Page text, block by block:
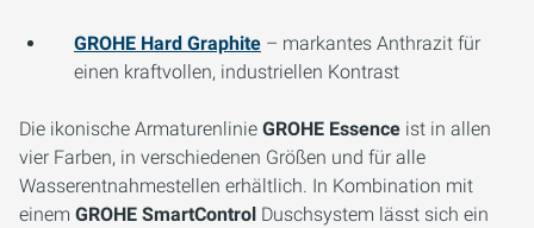
GROHE Hard Graphite – markantes Anthrazit für
einen kraftvollen, industriellen Kontrast
Die ikonische Armaturenlinie GROHE Essence ist in allen
vier Farben, in verschiedenen Größen und für alle
Wasserentnahmestellen erhältlich. In Kombination mit
einem GROHE SmartControl Duschsystem lässt sich ein